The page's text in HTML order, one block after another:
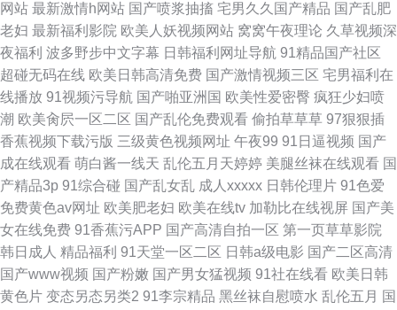
网站 最新激情h网站 国产喷浆抽搐 宅男久久国产精品 国产乱肥
老妇 最新福利影院 欧美人妖视频网站 窝窝午夜理论 久草视频深
夜福利 波多野步中文字幕 日韩福利网址导航 91精品国产社区
超碰无码在线 欧美日韩高清免费 国产激情视频三区 宅男福利在
线播放 91视频污导航 国产啪亚洲国 欧美性爱密臀 疯狂少妇喷
潮 欧美肏屄一区二区 国产乱伦免费观看 偷拍草草草 97狠狠插
香蕉视频下载污版 三级黄色视频网址 午夜99 91日逼视频 国产
成在线观看 萌白酱一线天 乱伦五月天婷婷 美腿丝袜在线观看 国
产精品3p 91综合碰 国产乱女乱 成人xxxxx 日韩伦理片 91色爱
免费黄色av网址 欧美肥老妇 欧美在线tv 加勒比在线视屏 国产美
女在线免费 91香蕉污APP 国产高清自拍一区 第一页草草影院
韩日成人 精品福利 91天堂一区二区 日韩a级电影 国产二区高清
国产www视频 国产粉嫩 国产男女猛视频 91社在线看 欧美日韩
黄色片 变态另态另类2 91李宗精品 黑丝袜自慰喷水 乱伦五月 国